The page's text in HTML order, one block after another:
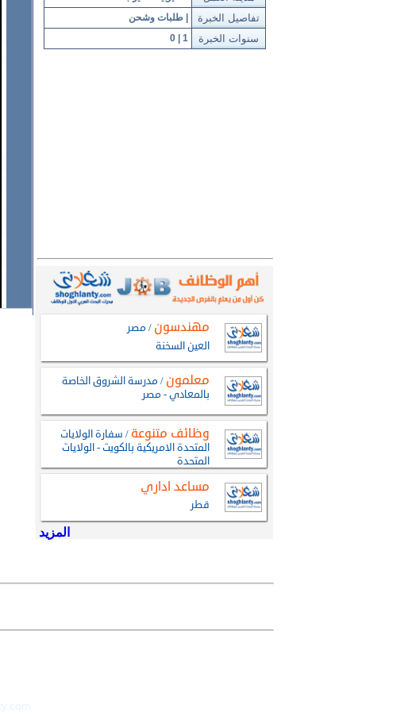
| طلبات وشحن تفاصيل الخبرة
1 | 0 سنوات الخبرة